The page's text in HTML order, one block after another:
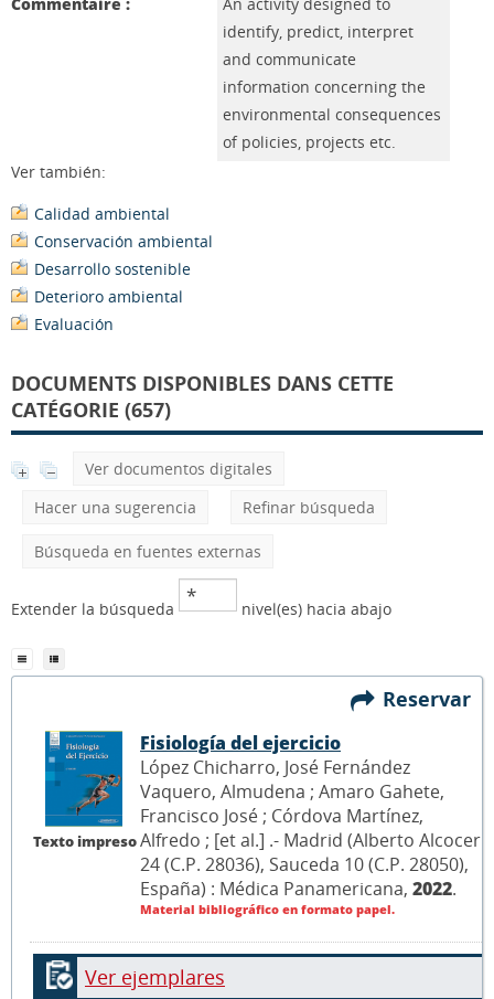
identify, predict, interpret
and communicate
information concerning the
environmental consequences
of policies, projects etc.
Ver también:
Calidad ambiental
Conservación ambiental
Desarrollo sostenible
Deterioro ambiental
Evaluación
DOCUMENTS DISPONIBLES DANS CETTE
CATÉGORIE (657)
Ver documentos digitales
Hacer una sugerencia
Refinar búsqueda
Búsqueda en fuentes externas
Extender la búsqueda nivel(es) hacia abajo
Reservar
Texto impreso
Fisiología del ejercicio
López Chicharro, José Fernández
Vaquero, Almudena ; Amaro Gahete,
Francisco José ; Córdova Martínez,
Alfredo ; [et al.] .- Madrid (Alberto Alcocer
24 (C.P. 28036), Sauceda 10 (C.P. 28050),
España) : Médica Panamericana, 2022.
Material bibliográfico en formato papel.
Ver ejemplares